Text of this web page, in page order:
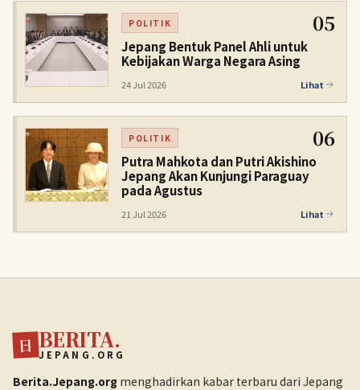
POLITIK 05
Jepang Bentuk Panel Ahli untuk
Kebijakan Warga Negara Asing
24 Jul 2026 Lihat
POLITIK 06
Putra Mahkota dan Putri Akishino
Jepang Akan Kunjungi Paraguay
pada Agustus
21 Jul 2026 Lihat
日 BERITA.
JEPANG.ORG
Berita.Jepang.org menghadirkan kabar terbaru dari Jepang